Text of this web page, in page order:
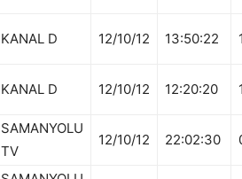
KANAL D 12/10/12 13:50:22
KANAL D 12/10/12 12:20:20
SAMANYOLU
TV
12/10/12 22:02:30